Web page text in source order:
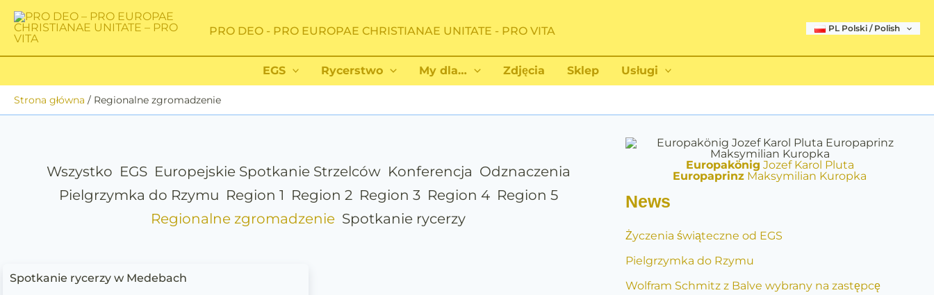
treści
PRO DEO - PRO EUROPAE CHRISTIANAE UNITATE - PRO VITA PL Polski / Polish
EGS Rycerstwo My dla… Zdjęcia Sklep Usługi
Strona główna Regionalne zgromadzenie
Wszystko EGS Europejskie Spotkanie Strzelców Konferencja Odznaczenia
Pielgrzymka do Rzymu Region 1 Region 2 Region 3 Region 4 Region 5
Regionalne zgromadzenie Spotkanie rycerzy
Spotkanie rycerzy w Medebach
Spotkanie
Europakönig Jozef Karol Pluta
Europaprinz Maksymilian Kuropka
News
Życzenia świąteczne od EGS
Pielgrzymka do Rzymu
Wolfram Schmitz z Balve wybrany na zastępcę